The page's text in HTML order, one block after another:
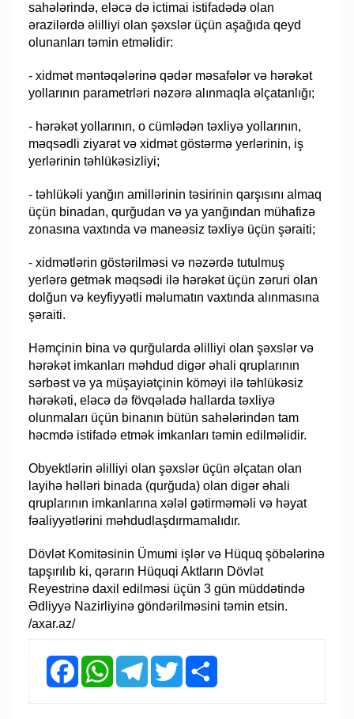
sahələrində, eləcə də ictimai istifadədə olan
ərazilərdə əlilliyi olan şəxslər üçün aşağıda qeyd
olunanları təmin etməlidir:
- xidmət məntəqələrinə qədər məsafələr və hərəkət
yollarının parametrləri nəzərə alınmaqla əlçatanlığı;
- hərəkət yollarının, o cümlədən təxliyə yollarının,
məqsədli ziyarət və xidmət göstərmə yerlərinin, iş
yerlərinin təhlükəsizliyi;
- təhlükəli yanğın amillərinin təsirinin qarşısını almaq
üçün binadan, qurğudan və ya yanğından mühafizə
zonasına vaxtında və maneəsiz təxliyə üçün şəraiti;
- xidmətlərin göstərilməsi və nəzərdə tutulmuş
yerlərə getmək məqsədi ilə hərəkət üçün zəruri olan
dolğun və keyfiyyətli məlumatın vaxtında alınmasına
şəraiti.
Həmçinin bina və qurğularda əlilliyi olan şəxslər və
hərəkət imkanları məhdud digər əhali qruplarının
sərbəst və ya müşayiətçinin köməyi ilə təhlükəsiz
hərəkəti, eləcə də fövqəladə hallarda təxliyə
olunmaları üçün binanın bütün sahələrindən tam
həcmdə istifadə etmək imkanları təmin edilməlidir.
Obyektlərin əlilliyi olan şəxslər üçün əlçatan olan
layihə həlləri binada (qurğuda) olan digər əhali
qruplarının imkanlarına xələl gətirməməli və həyat
fəaliyyətlərini məhdudlaşdırmamalıdır.
Dövlət Komitəsinin Ümumi işlər və Hüquq şöbələrinə
tapşırılıb ki, qərarın Hüquqi Aktların Dövlət
Reyestrinə daxil edilməsi üçün 3 gün müddətində
Ədliyyə Nazirliyinə göndərilməsini təmin etsin.
/axar.az/
FacebookWhatsAppTelegramTwitter